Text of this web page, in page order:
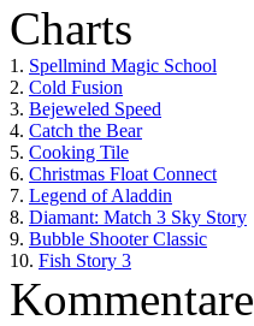
Charts
1. Spellmind Magic School
2. Cold Fusion
3. Bejeweled Speed
4. Catch the Bear
5. Cooking Tile
6. Christmas Float Connect
7. Legend of Aladdin
8. Diamant: Match 3 Sky Story
9. Bubble Shooter Classic
10. Fish Story 3
Kommentare